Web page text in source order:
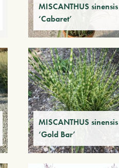
MISCANTHUS sinensis
‘Cabaret’
MISCANTHUS sinensis
‘Gold Bar’